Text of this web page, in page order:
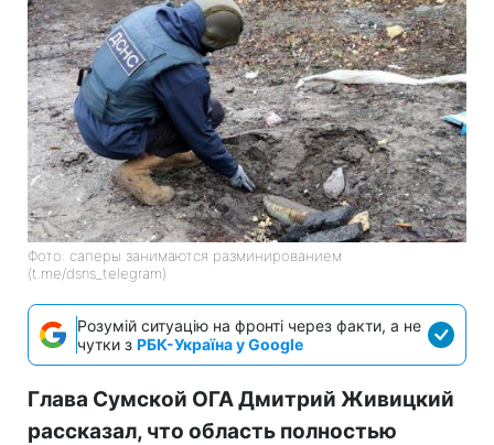
Фото: саперы занимаются разминированием
(t.me/dsns_telegram)
Розумій ситуацію на фронті через факти, а не
чутки з РБК-Україна у Google
Глава Сумской ОГА Дмитрий Живицкий
рассказал, что область полностью